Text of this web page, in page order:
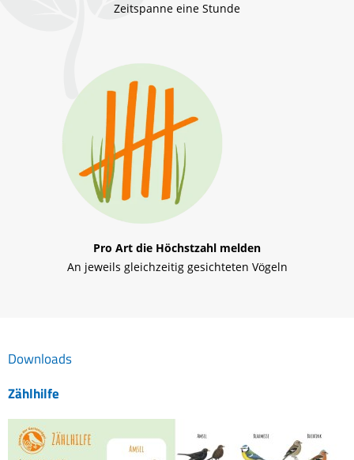
Zeitspanne eine Stunde
Pro Art die Höchstzahl melden
An jeweils gleichzeitig gesichteten Vögeln
Downloads
Zählhilfe